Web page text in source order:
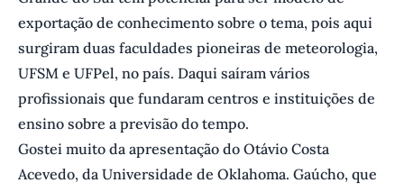
exportação de conhecimento sobre o tema, pois aqui
surgiram duas faculdades pioneiras de meteorologia,
UFSM e UFPel, no país. Daqui saíram vários
profissionais que fundaram centros e instituições de
ensino sobre a previsão do tempo.
Gostei muito da apresentação do Otávio Costa
Acevedo, da Universidade de Oklahoma. Gaúcho, que